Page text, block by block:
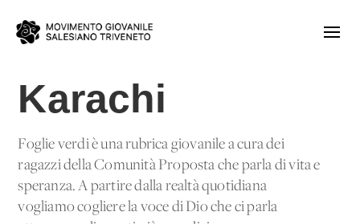
Karachi
Foglie verdi è una rubrica giovanile a cura dei
ragazzi della Comunità Proposta che parla di vita e
speranza. A partire dalla realtà quotidiana
vogliamo cogliere la voce di Dio che ci parla